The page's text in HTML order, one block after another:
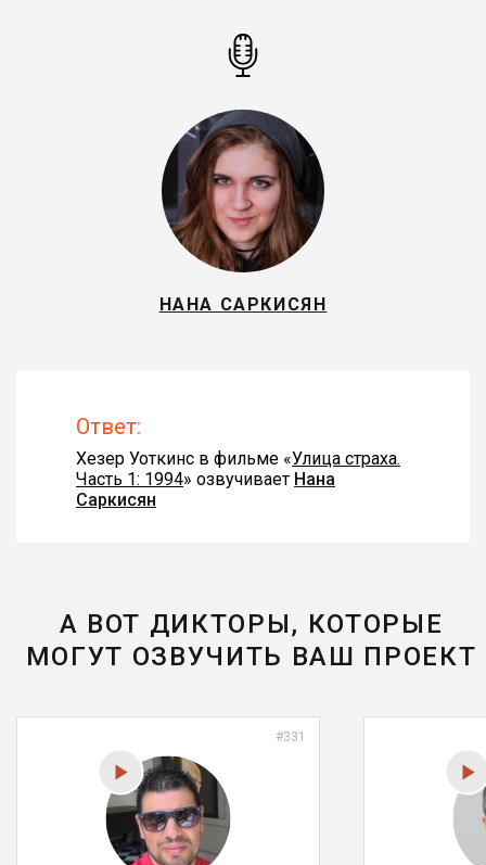
НАНА САРКИСЯН
Ответ:
Хезер Уоткинс в фильме «Улица страха.
Часть 1: 1994» озвучивает Нана
Саркисян
А ВОТ ДИКТОРЫ, КОТОРЫЕ
МОГУТ ОЗВУЧИТЬ ВАШ ПРОЕКТ
#331